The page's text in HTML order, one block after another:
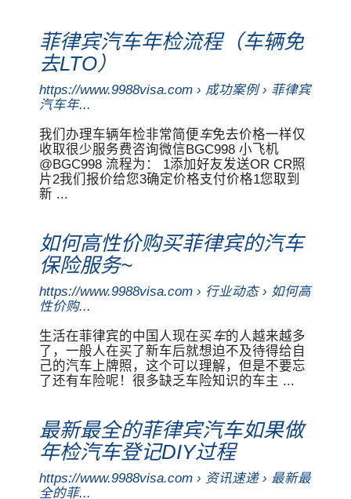
菲律宾汽车年检流程（车辆免
去LTO）
https://www.9988visa.com › 成功案例 › 菲律宾
汽车年...
我们办理车辆年检非常简便车免去价格一样仅
收取很少服务费咨询微信BGC998 小飞机
@BGC998 流程为： 1添加好友发送OR CR照
片2我们报价给您3确定价格支付价格1您取到
新 ...
如何高性价购买菲律宾的汽车
保险服务~
https://www.9988visa.com › 行业动态 › 如何高
性价购...
生活在菲律宾的中国人现在买车的人越来越多
了，一般人在买了新车后就想迫不及待得给自
己的汽车上牌照，这个可以理解，但是不要忘
了还有车险呢！很多缺乏车险知识的车主 ...
最新最全的菲律宾汽车如果做
年检汽车登记DIY过程
https://www.9988visa.com › 资讯速递 › 最新最
全的菲...